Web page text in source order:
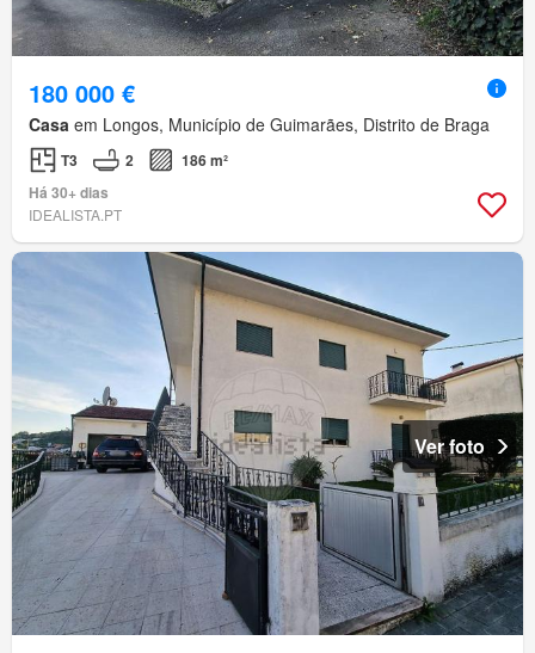
180 000 €
Casa em Longos, Município de Guimarães, Distrito de Braga
T3 2
186 m²
Há 30+ dias
IDEALISTA.PT
Ver foto